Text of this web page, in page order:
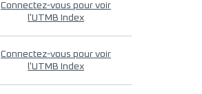
Connectez-vous pour voir
l'UTMB Index
Connectez-vous pour voir
l'UTMB Index